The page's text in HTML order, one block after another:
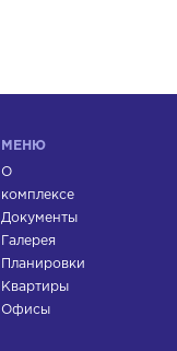
МЕНЮ
О
комплексе
Документы
Галерея
Планировки
Квартиры
Офисы